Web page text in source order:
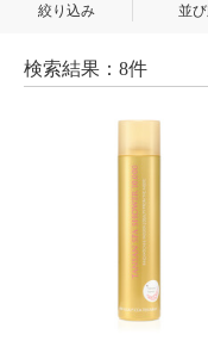
絞り込み 並
検索結果：8件